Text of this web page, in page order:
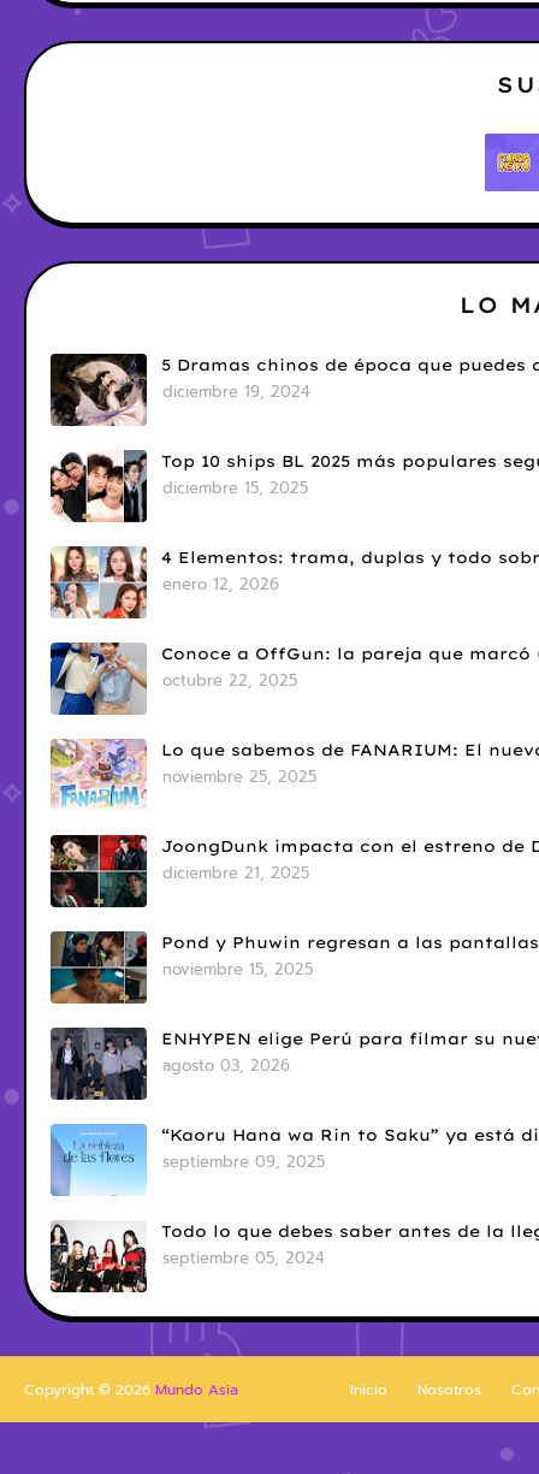
LO
5 Dramas chinos de época que
diciembre 19, 2024
Top 10 ships BL 2025 más populares
diciembre 15, 2025
4 Elementos: trama, duplas y todo
enero 12, 2026
Conoce a OffGun: la pareja que
octubre 22, 2025
Lo que sabemos de FANARIUM: El
noviembre 25, 2025
JoongDunk impacta con el estreno de
diciembre 21, 2025
Pond y Phuwin regresan a las
noviembre 15, 2025
ENHYPEN elige Perú para filmar su
agosto 03, 2026
“Kaoru Hana wa Rin to Saku” ya está
septiembre 09, 2025
Todo lo que debes saber antes de la
septiembre 05, 2024
Inicio Nosotros
Copyright © 2026 Mundo Asia